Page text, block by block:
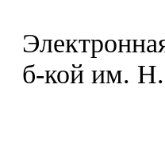
б-кой им.